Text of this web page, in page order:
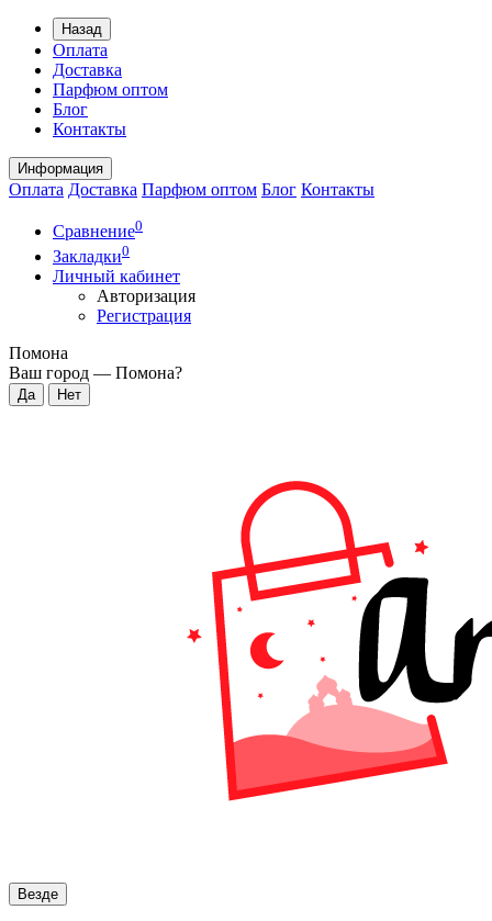
Назад
Оплата
Доставка
Парфюм оптом
Блог
Контакты
Информация
Оплата Доставка Парфюм оптом Блог Контакты
Сравнение0
Закладки0
Личный кабинет
Авторизация
Регистрация
Помона
Ваш город — Помона?
Везде